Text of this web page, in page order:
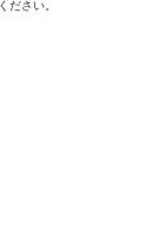
ださい。